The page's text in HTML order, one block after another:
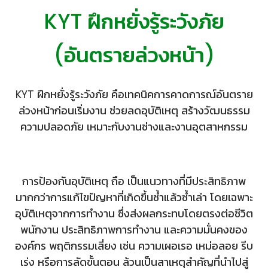
KYT ฝึกหยั่งรู้ระวังภัย
KYT ฝึกหยั่งรู้ระวังภัย คือเทคนิคการคาดการณ์อันตราย
ล่วงหน้าก่อนเริ่มงาน ช่วยลดอุบัติเหตุ สร้างวัฒนธรรม
ความปลอดภัย เหมาะกับงานช่างและงานอุตสาหกรรม
การป้องกันอุบัติเหตุ ถือ เป็นแนวทางที่มีประสิทธิภาพ
มากกว่าการแก้ไขปัญหาที่เกิดขึ้นซ้ำแล้วซ้ำเล่า โดยเฉพาะ
อุบัติเหตุจากการทำงาน ซึ่งส่งผลกระทบโดยตรงต่อชีวิต
พนักงาน ประสิทธิภาพการทำงาน และความมั่นคงของ
องค์กร พฤติกรรมเสี่ยง เช่น ความเผอเรอ เหม่อลอย รีบ
เร่ง หรือการลัดขั้นตอน ล้วนเป็นสาเหตุสำคัญที่นำไปสู่